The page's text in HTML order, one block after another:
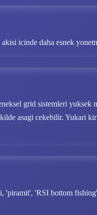
icinde daha esnek
grid sistemleri yuksek
asagi cekebilir. Yukari
'piramit', 'RSI bottom